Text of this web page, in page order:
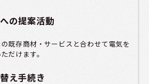
の提案活動
既存商材・サービスと合わせて電気を
だけます。
え手続き